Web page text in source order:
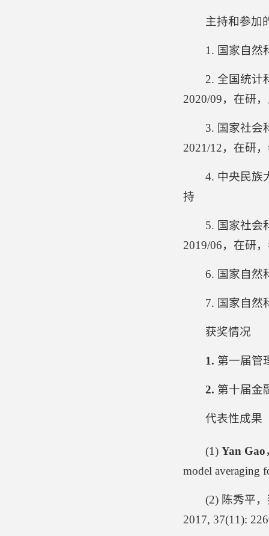
主持和参加
1. 国家自然
2. 全国统计
2020/09，在研
3. 国家社会
2021/12，在研
4. 中央民族
持
5. 国家社会
2019/06，在研
6. 国家自然
7. 国家自然
获奖情况
1. 第一届管
2. 第十届金
代表性成果
(1)Yan Gao
model averaging
(2) 陈秀平
2017, 37(11):